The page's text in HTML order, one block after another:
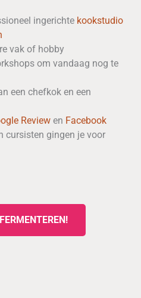
ingerichte kookstudio
vak of hobby
om vandaag nog te
een chefkok en een
Review en Facebook
cursisten gingen je voor